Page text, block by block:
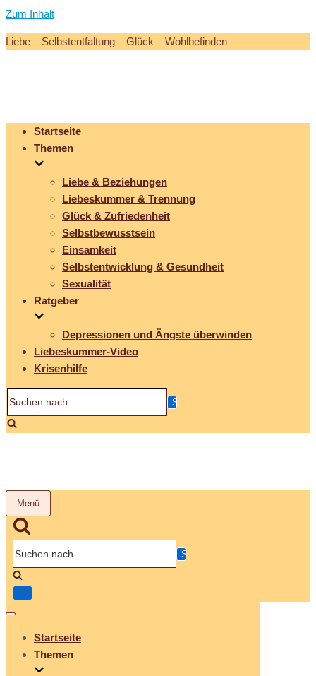
Zum Inhalt
Liebe – Selbstentfaltung – Glück – Wohlbefinden
Startseite
Themen
Liebe & Beziehungen
Liebeskummer & Trennung
Glück & Zufriedenheit
Selbstbewusstsein
Einsamkeit
Selbstentwicklung & Gesundheit
Sexualität
Ratgeber
Depressionen und Ängste überwinden
Liebeskummer-Video
Krisenhilfe
Menü
Navigation
umschalten
Navigation
Startseite
Themen